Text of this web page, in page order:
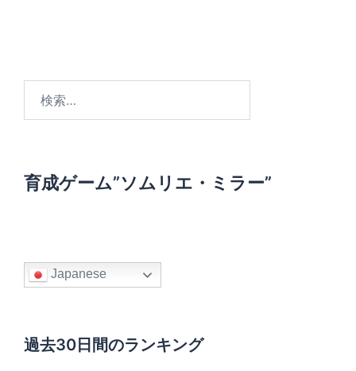
育成ゲーム”ソムリエ・ミラー”
Japanese
過去30日間のランキング